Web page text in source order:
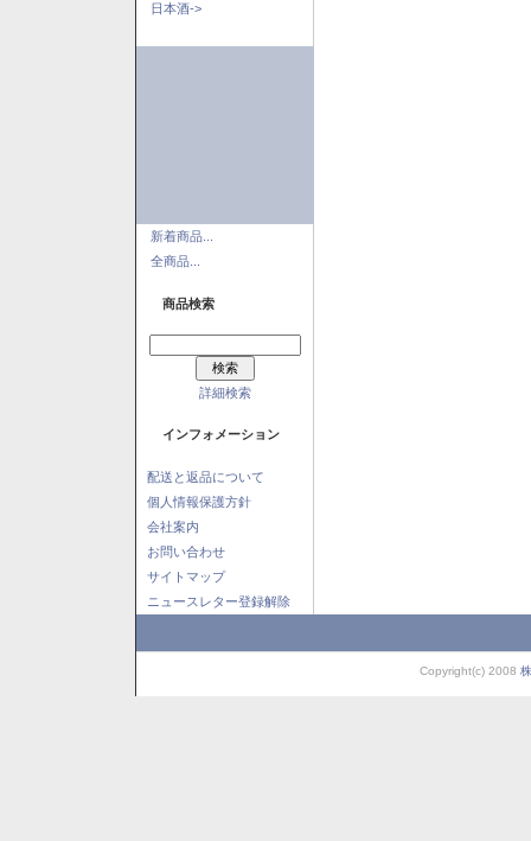
日本酒->
新着商品...
全商品...
商品検索
詳細検索
インフォメーション
配送と返品について
個人情報保護方針
会社案内
お問い合わせ
サイトマップ
ニュースレター登録解除
Copyright(c) 2008